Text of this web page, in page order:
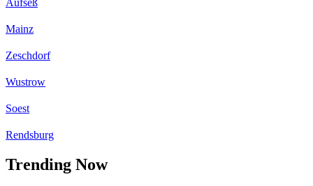
Mainz
Zeschdorf
Wustrow
Soest
Rendsburg
Trending Now